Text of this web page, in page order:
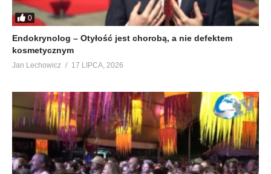
0
Endokrynolog – Otyłość jest chorobą, a nie defektem
kosmetycznym
Jan Lechowicz 17 LIPCA, 2026